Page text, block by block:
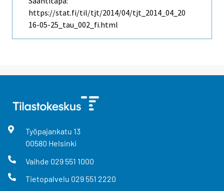
https://stat.fi/til/tjt/2014/04/tjt_2014_04_20
16-05-25_tau_002_fi.html
Työpajankatu 13
00580 Helsinki
Vaihde 029 551 1000
Tietopalvelu 029 551 2220